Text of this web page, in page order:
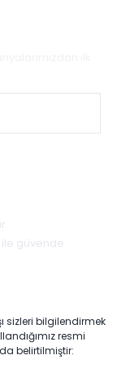
ile güvende.
sizleri bilgilendirmek
resmi
belirtilmiştir: